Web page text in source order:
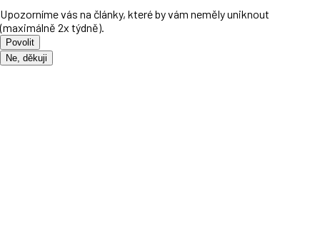
Upozorníme vás na články, které by vám neměly uniknout
(maximálně 2x týdně).
Povolit
Ne, děkuji